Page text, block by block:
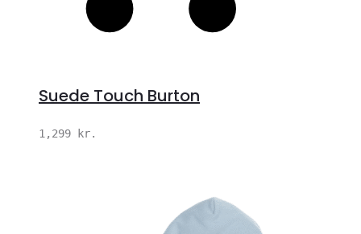
Suede Touch Burton
1,299 kr.